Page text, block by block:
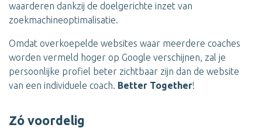
waarderen dankzij de doelgerichte inzet van
zoekmachineoptimalisatie.
Omdat overkoepelde websites waar meerdere coaches
worden vermeld hoger op Google verschijnen, zal je
persoonlijke profiel beter zichtbaar zijn dan de website
van een individuele coach. Better Together!
Zó voordelig